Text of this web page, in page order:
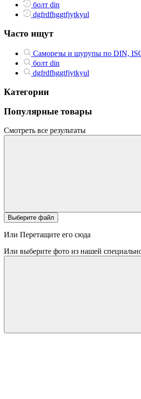
болт din
dgfrdfhggtfjytkyul
Часто ищут
Саморезы и шурупы по DIN,
болт din
dgfrdfhggtfjytkyul
Категории
Популярные товары
Смотреть все результаты
Выберите файл
Или Перетащите его сюда
Или выберите фото из нашей